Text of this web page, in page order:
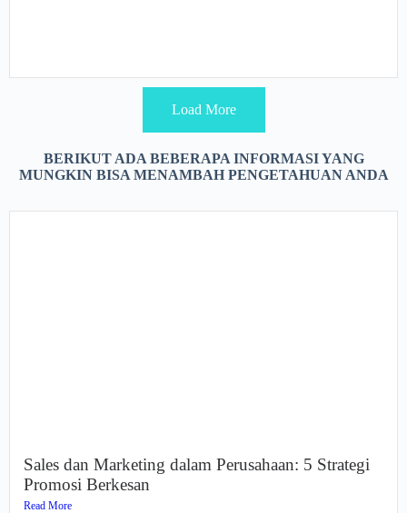
Load More
BERIKUT ADA BEBERAPA INFORMASI YANG
MUNGKIN BISA MENAMBAH PENGETAHUAN ANDA
Sales dan Marketing dalam Perusahaan: 5 Strategi
Promosi Berkesan
Read More